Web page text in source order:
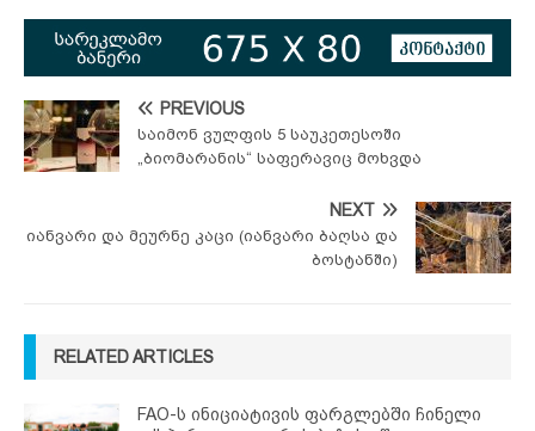
PREVIOUS
საიმონ ვულფის 5 საუკეთესოში
„ბიომარანის“ საფერავიც მოხვდა
NEXT
იანვარი და მეურნე კაცი (იანვარი ბაღსა და
ბოსტანში)
RELATED ARTICLES
FAO-ს ინიციატივის ფარგლებში ჩინელი